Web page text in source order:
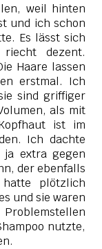
weil hinten
und ich schon
Es lässt sich
dezent.
Haare lassen
erstmal. Ich
sind griffiger
als mit
ist im
Ich dachte
extra gegen
der ebenfalls
plötzlich
und sie waren
nutzte,